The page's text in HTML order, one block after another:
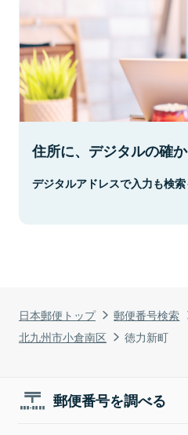
日本郵便トップ 郵便番号検索
北九州市小倉南区
徳力新町
住所に、デジタルの確か
デジタルアドレスで入力も検索
郵便番号を調べる